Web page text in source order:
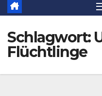
Schlagwort:
Flüchtlinge